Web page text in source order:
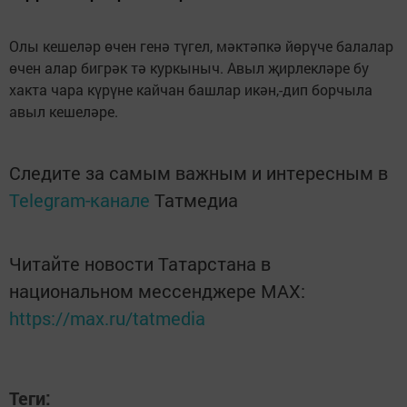
Олы кешеләр өчен генә түгел, мәктәпкә йөрүче балалар
өчен алар бигрәк тә куркыныч. Авыл җирлекләре бу
хакта чара күрүне кайчан башлар икән,-дип борчыла
авыл кешеләре.
Следите за самым важным и интересным в
Telegram-канале Татмедиа
Читайте новости Татарстана в
национальном мессенджере MАХ:
https://max.ru/tatmedia
Теги: